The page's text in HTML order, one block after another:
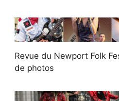
Revue du Newport Folk
de photos